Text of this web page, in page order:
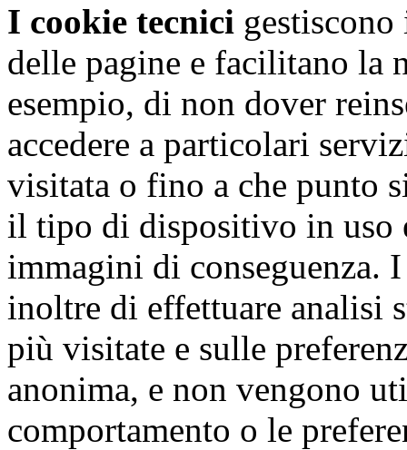
I cookie tecnici gestiscono
delle pagine e facilitano la
esempio, di non dover
accedere a particolari
visitata o fino a che punto
il tipo di dispositivo in uso
immagini di conseguenza.
inoltre di effettuare analisi
più visitate e sulle
anonima, e non vengono
comportamento o le